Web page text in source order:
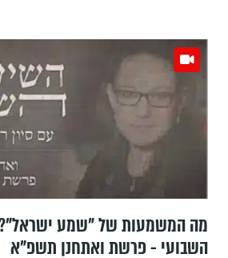
מה המשמעות של "שמע
השבועי - פרשת ואתחנן תשפ"א